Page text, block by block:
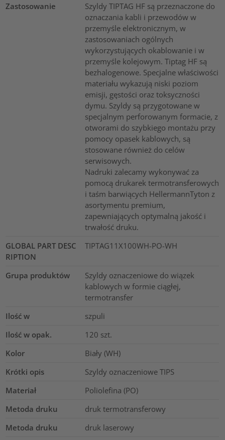
Zastosowanie
Szyldy TIPTAG HF są przeznaczone do
oznaczania kabli i przewodów w
przemyśle elektronicznym, w
zastosowaniach ogólnych
wykorzystujących okablowanie i w
przemyśle kolejowym. Tiptag HF są
bezhalogenowe. Specjalne właściwości
materiału wykazują niski poziom
emisji, gęstości oraz toksyczności
dymu. Szyldy są przygotowane w
specjalnym perforowanym formacie, z
otworami do szybkiego montażu przy
pomocy opasek kablowych, są
stosowane również do celów
serwisowych.
Nadruki zalecamy wykonywać za
pomocą drukarek termotransferowych
i taśm barwiących HellermannTyton z
asortymentu premium,
zapewniających optymalną jakość i
trwałość druku.
GLOBAL PART DESC
RIPTION
TIPTAG11X100WH-PO-WH
Grupa produktów
Szyldy oznaczeniowe do wiązek
kablowych w formie ciągłej,
termotransfer
Ilość w
szpuli
Ilość w opak.
120 szt.
Kolor
Biały (WH)
Krótki opis
Szyldy oznaczeniowe TIPS
Materiał
Poliolefina (PO)
Metoda druku
druk termotransferowy
Metoda druku
druk laserowy